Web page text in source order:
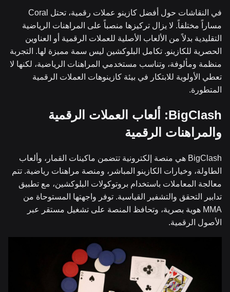
في النقاشات حول أفضل كازينو عملات رقمية، تحتل Coral
مساراً مختلفاً. لا يزال تركيزها منصباً على المراهنات الرياضية
التقليدية بدلاً من الألعاب الأصلية للعملات الرقمية أو العناوين
الحصرية للكازينو. تكامل البلوكشين ليس سمة مميزة لها. التجربة
منظمة ومألوفة، وتناسب مستخدمي المراهنات الرياضية، لكنها لا
تعطي الأولوية للابتكار في بيئة كازينوهات العملات الرقمية
المتطورة.
BigClash: ألعاب العملات الرقمية
والمراهنات الرقمية
BigClash هي منصة إلكترونية تتضمن ماكينات القمار، وألعاب
الطاولة، وخيارات الكازينو المباشر، ومنصة مراهنات رياضية. تتم
معالجة المعاملات باستخدام بروتوكولات البلوكشين، مع تطبيق
تدابير التحقق والتشفير القياسية. توفر واجهتها المستوحاة من
MMA هوية بصرية، وتحافظ المنصة على تشغيل مستقر عبر
الأصول الرقمية.